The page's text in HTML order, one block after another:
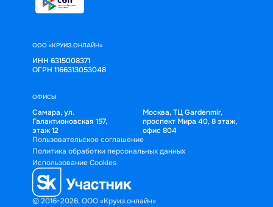
ООО «КРУИЗ.ОНЛАЙН»
ИНН 6315008371
ОГРН 1166313053048
ОФИСЫ
Самара, ул.
Галактионовская 157,
этаж 12
Москва, ТЦ Gardenmir,
проспект Мира 40, 8 этаж,
офис 804
© 2016-2026, ООО «Круиз.онлайн»
Пользовательское соглашение
Политика обработки персональных данных
Использование Cookies